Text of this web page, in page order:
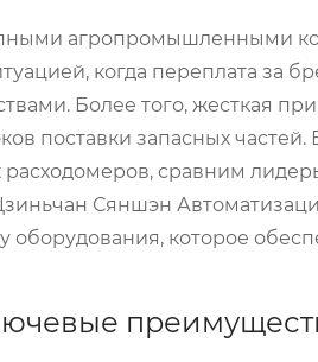
агропромышленными
когда переплата за
Более того, жесткая
поставки запасных
расходомеров, сравним
Сяншэн
которое